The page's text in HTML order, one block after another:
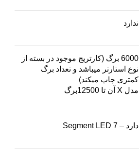
ندارد
6000 برگ (کارتریج موجود در بسته از
نوع استارتر میباشد و تعداد برگ
کمتری چاپ میکند)
مدل X آن تا 12500برگ
دارد – 7 Segment LED